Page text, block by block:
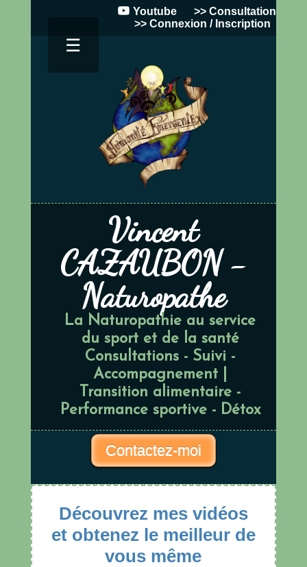
☰
Youtube
>> Consultation
>> Connexion / Inscription
Vincent
CAZAUBON -
Naturopathe
La Naturopathie au service
du sport et de la santé
Consultations - Suivi -
Accompagnement |
Transition alimentaire -
Performance sportive - Détox
Contactez-moi
Découvrez mes vidéos
et obtenez le meilleur de
vous même